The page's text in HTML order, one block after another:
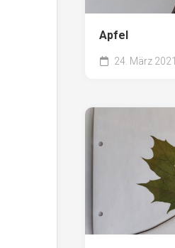
Apfel
24. März 2021